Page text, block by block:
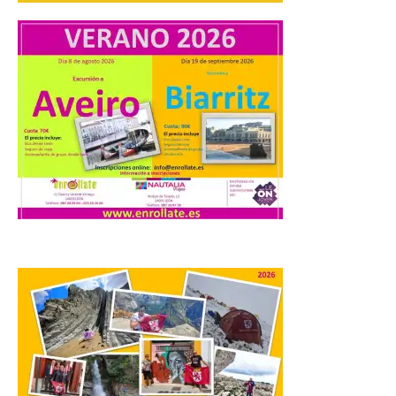
a Ciriego. El Ayuntamiento de […]
Turismo de Extremadura
impulsa nuevas
iniciativas relacionadas
con el trío de eclipses para
afianzar a Extremadura
como referente en
astroturismo
Extremadura cuenta con
uno de los cielos
estrellados con menor
contaminación lumínica
de Europa, un recurso
natural que permite disfrutar de
actividades de astroturismo durante todo
el año. La Dirección General de Turismo